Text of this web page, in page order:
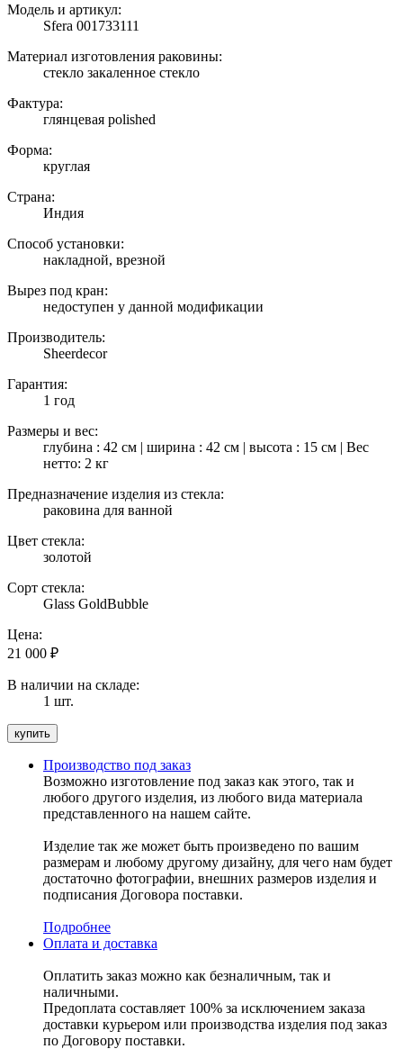
Модель и артикул:
Sfera 001733111
Материал изготовления раковины:
стекло закаленное стекло
Фактура:
глянцевая polished
Форма:
круглая
Страна:
Индия
Способ установки:
накладной, врезной
Вырез под кран:
недоступен у данной модификации
Производитель:
Sheerdecor
Гарантия:
1 год
Размеры и вес:
глубина : 42 см | ширина : 42 см | высота : 15 см | Вес
нетто: 2 кг
Предназначение изделия из стекла:
раковина для ванной
Цвет стекла:
золотой
Сорт стекла:
Glass GoldBubble
Цена:
21 000 ₽
В наличии на складе:
1 шт.
Производство под заказ
Возможно изготовление под заказ как этого, так и
любого другого изделия, из любого вида материала
представленного на нашем сайте.
Изделие так же может быть произведено по вашим
размерам и любому другому дизайну, для чего нам будет
достаточно фотографии, внешних размеров изделия и
подписания Договора поставки.
Подробнее
Оплата и доставка
Оплатить заказ можно как безналичным, так и
наличными.
Предоплата составляет 100% за исключением заказа
доставки курьером или производства изделия под заказ
по Договору поставки.